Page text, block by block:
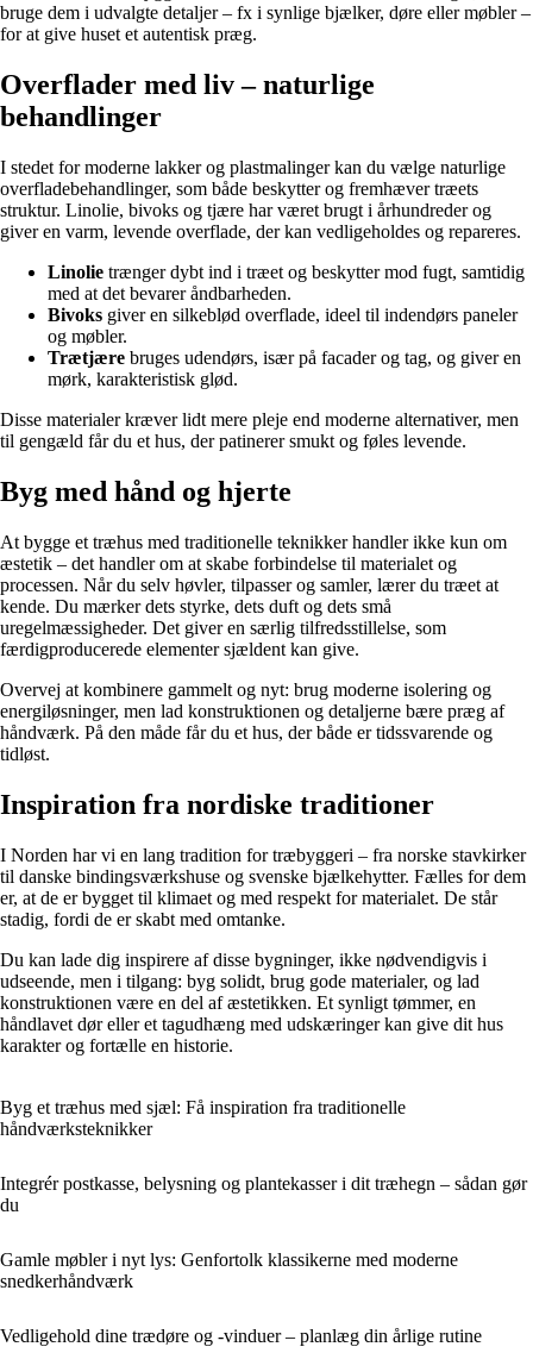
bruge dem i udvalgte detaljer – fx i synlige bjælker, døre eller møbler –
for at give huset et autentisk præg.
Overflader med liv – naturlige
behandlinger
I stedet for moderne lakker og plastmalinger kan du vælge naturlige
overfladebehandlinger, som både beskytter og fremhæver træets
struktur. Linolie, bivoks og tjære har været brugt i århundreder og
giver en varm, levende overflade, der kan vedligeholdes og repareres.
Linolie trænger dybt ind i træet og beskytter mod fugt, samtidig
med at det bevarer åndbarheden.
Bivoks giver en silkeblød overflade, ideel til indendørs paneler
og møbler.
Trætjære bruges udendørs, især på facader og tag, og giver en
mørk, karakteristisk glød.
Disse materialer kræver lidt mere pleje end moderne alternativer, men
til gengæld får du et hus, der patinerer smukt og føles levende.
Byg med hånd og hjerte
At bygge et træhus med traditionelle teknikker handler ikke kun om
æstetik – det handler om at skabe forbindelse til materialet og
processen. Når du selv høvler, tilpasser og samler, lærer du træet at
kende. Du mærker dets styrke, dets duft og dets små
uregelmæssigheder. Det giver en særlig tilfredsstillelse, som
færdigproducerede elementer sjældent kan give.
Overvej at kombinere gammelt og nyt: brug moderne isolering og
energiløsninger, men lad konstruktionen og detaljerne bære præg af
håndværk. På den måde får du et hus, der både er tidssvarende og
tidløst.
Inspiration fra nordiske traditioner
I Norden har vi en lang tradition for træbyggeri – fra norske stavkirker
til danske bindingsværkshuse og svenske bjælkehytter. Fælles for dem
er, at de er bygget til klimaet og med respekt for materialet. De står
stadig, fordi de er skabt med omtanke.
Du kan lade dig inspirere af disse bygninger, ikke nødvendigvis i
udseende, men i tilgang: byg solidt, brug gode materialer, og lad
konstruktionen være en del af æstetikken. Et synligt tømmer, en
håndlavet dør eller et tagudhæng med udskæringer kan give dit hus
karakter og fortælle en historie.
Byg et træhus med sjæl: Få inspiration fra traditionelle
håndværksteknikker
Integrér postkasse, belysning og plantekasser i dit træhegn – sådan gør
du
Gamle møbler i nyt lys: Genfortolk klassikerne med moderne
snedkerhåndværk
Vedligehold dine trædøre og -vinduer – planlæg din årlige rutine